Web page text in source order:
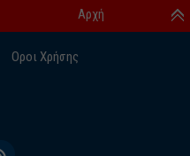
Οροι Χρήσης
Αρχή